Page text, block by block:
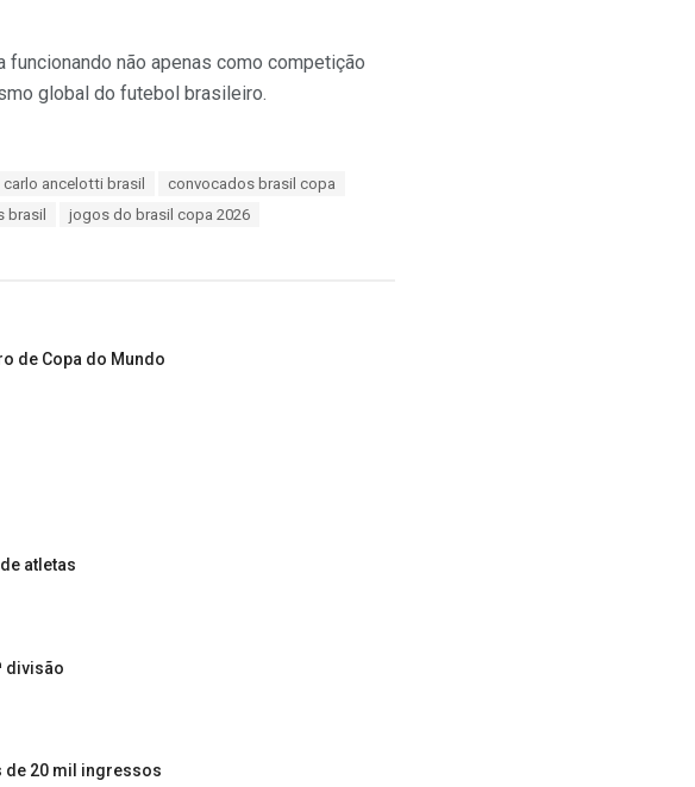
não apenas como competição
global do futebol brasileiro.
carlo ancelotti brasil
convocados brasil copa
brasil
jogos do brasil copa 2026
de Copa do Mundo
atletas
divisão
de 20 mil ingressos